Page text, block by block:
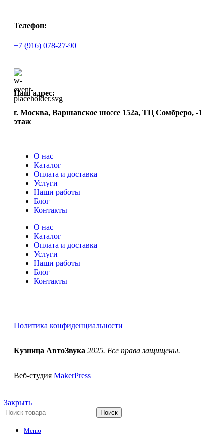
Телефон:
+7 (916) 078-27-90
Наш адрес:
г. Москва, Варшавское шоссе 152а, ТЦ Сомбреро, -1
этаж
О нас
Каталог
Оплата и доставка
Услуги
Наши работы
Блог
Контакты
О нас
Каталог
Оплата и доставка
Услуги
Наши работы
Блог
Контакты
Политика конфиденциальности
Кузница АвтоЗвука 2025. Все права защищены.
Веб-студия MakerPress
Закрыть
Поиск
Меню